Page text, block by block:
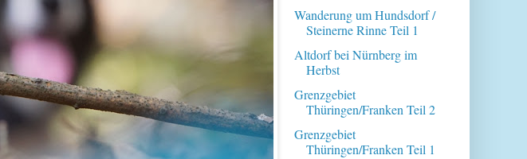
Wanderung um Hundsdorf /
Steinerne Rinne Teil 1
Altdorf bei Nürnberg im
Herbst
Grenzgebiet
Thüringen/Franken Teil 2
Grenzgebiet
Thüringen/Franken Teil 1